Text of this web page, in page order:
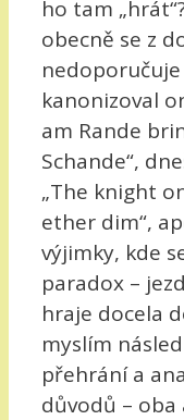
ho tam
obecně se z
kanonizoval
am Rande
Schande“,
„The knight
ether dim“,
výjimky, kde
paradox –
hraje docela
myslím
přehrání a
důvodů – oba